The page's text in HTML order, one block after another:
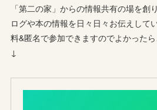
「第二の家」からの情報共有の場を創
ログや本の情報を日々日々お伝えして
料&匿名で参加できますのでよかった
↓